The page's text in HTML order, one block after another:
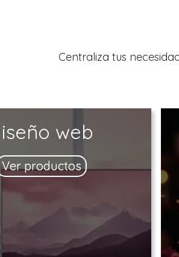
Centraliza tus
web
Ver productos